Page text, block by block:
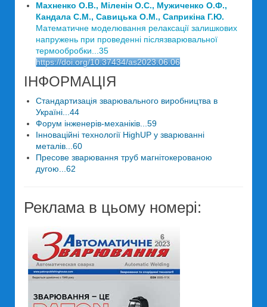
Махненко О.В., Міленін О.С., Мужиченко О.Ф.,
Кандала С.М., Савицька О.М., Саприкіна Г.Ю.
Математичне моделювання релаксації залишкових
напружень при проведенні післязварювальної
термообробки...35
https://doi.org/10.37434/as2023.06.06
ІНФОРМАЦІЯ
Стандартизація зварювального виробництва в
Україні...44
Форум інженерів-механіків...59
Інноваційні технології HighUP у зварюванні
металів...60
Пресове зварювання труб магнітокерованою
дугою...62
Реклама в цьому номері: